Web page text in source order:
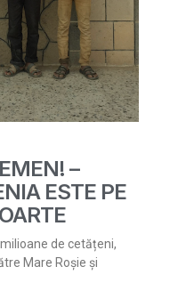
–
ESTE PE
de cetățeni,
Mare Roșie și